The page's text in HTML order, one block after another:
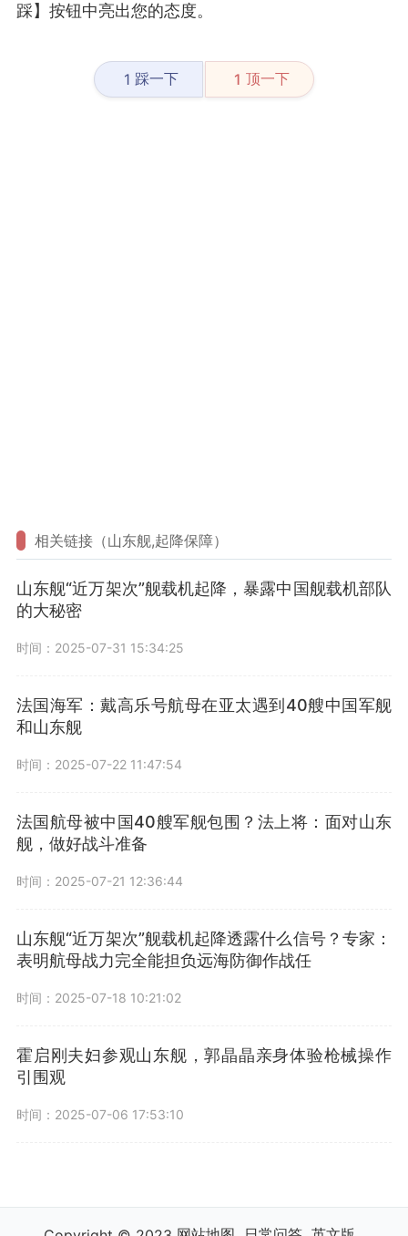
踩】按钮中亮出您的态度。
1 踩一下 1 顶一下
相关链接（山东舰,起降保障）
山东舰“近万架次”舰载机起降，暴露中国舰载机部队
的大秘密
时间：2025-07-31 15:34:25
法国海军：戴高乐号航母在亚太遇到40艘中国军舰
和山东舰
时间：2025-07-22 11:47:54
法国航母被中国40艘军舰包围？法上将：面对山东
舰，做好战斗准备
时间：2025-07-21 12:36:44
山东舰“近万架次”舰载机起降透露什么信号？专家：
表明航母战力完全能担负远海防御作战任
时间：2025-07-18 10:21:02
霍启刚夫妇参观山东舰，郭晶晶亲身体验枪械操作
引围观
时间：2025-07-06 17:53:10